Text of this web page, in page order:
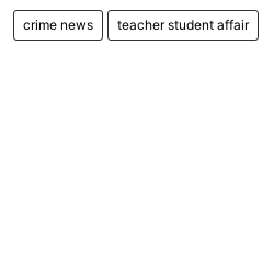
crime news teacher student affair